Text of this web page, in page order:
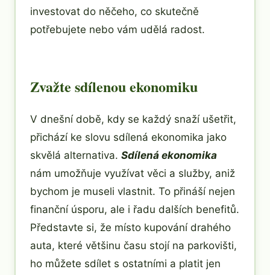
investovat do něčeho, co skutečně
potřebujete nebo vám udělá radost.
Zvažte sdílenou ekonomiku
V dnešní době, kdy se každý snaží ušetřit,
přichází ke slovu sdílená ekonomika jako
skvělá alternativa. Sdílená ekonomika
nám umožňuje využívat věci a služby, aniž
bychom je museli vlastnit. To přináší nejen
finanční úsporu, ale i řadu dalších benefitů.
Představte si, že místo kupování drahého
auta, které většinu času stojí na parkovišti,
ho můžete sdílet s ostatními a platit jen